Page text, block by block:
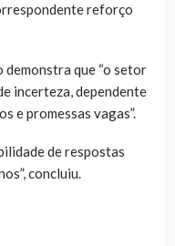
reforço
demonstra que “o setor
incerteza, dependente
e promessas vagas”.
de respostas
concluiu.